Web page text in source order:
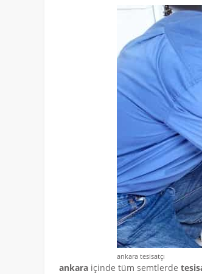
ankara tesisatçı
ankara içinde tüm semtlerde